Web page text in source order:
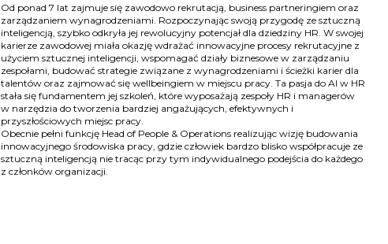
Od ponad 7 lat zajmuje się zawodowo rekrutacją, business partneringiem oraz
zarządzaniem wynagrodzeniami. Rozpoczynając swoją przygodę ze sztuczną
inteligencją, szybko odkryła jej rewolucyjny potencjał dla dziedziny HR. W swojej
karierze zawodowej miała okazję wdrażać innowacyjne procesy rekrutacyjne z
użyciem sztucznej inteligencji, wspomagać działy biznesowe w zarządzaniu
zespołami, budować strategie związane z wynagrodzeniami i ścieżki karier dla
talentów oraz zajmować się wellbeingiem w miejscu pracy. Ta pasja do AI w HR
stała się fundamentem jej szkoleń, które wyposażają zespoły HR i managerów
w narzędzia do tworzenia bardziej angażujących, efektywnych i
przyszłościowych miejsc pracy.
Obecnie pełni funkcję Head of People & Operations realizując wizję budowania
innowacyjnego środowiska pracy, gdzie człowiek bardzo blisko współpracuje ze
sztuczną inteligencją nie tracąc przy tym indywidualnego podejścia do każdego
z członków organizacji.